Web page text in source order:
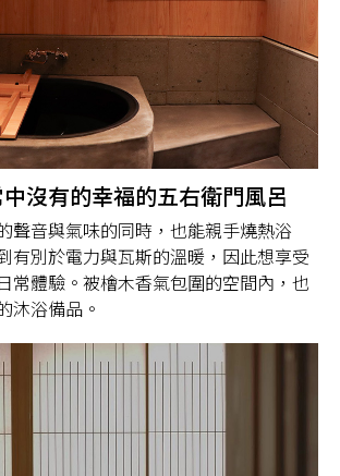
沒有的幸福的五右衛門風呂
聲音與氣味的同時，也能親手燒熱浴
有別於電力與瓦斯的溫暖，因此想享受
常體驗。被檜木香氣包圍的空間內，也
沐浴備品。